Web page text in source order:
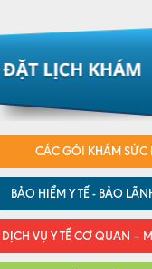
CÁC GÓI KHÁM SỨC
BẢO HIỂM Y TẾ - BẢO
DỊCH VỤ Y TẾ CƠ QUAN –